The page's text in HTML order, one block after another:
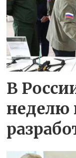
В
неделю